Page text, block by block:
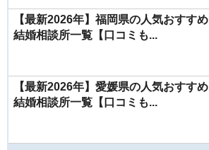
【最新2026年】福岡県の人気おすすめ
結婚相談所一覧【口コミも...
【最新2026年】愛媛県の人気おすすめ
結婚相談所一覧【口コミも...